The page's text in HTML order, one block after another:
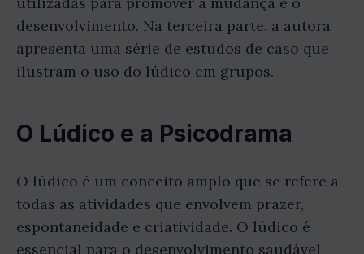
desenvolvimento. Na terceira parte, a autora
apresenta uma série de estudos de caso que
ilustram o uso do lúdico em grupos.
O Lúdico e a Psicodrama
O lúdico é um conceito amplo que se refere a
todas as atividades que envolvem prazer,
espontaneidade e criatividade. O lúdico é
essencial para o desenvolvimento saudável